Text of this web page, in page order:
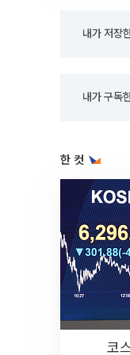
내가 저장
내가 구독
한 컷
코